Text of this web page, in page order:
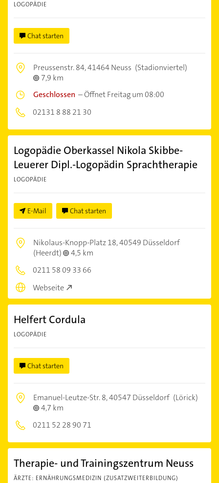
LOGOPÄDIE
Chat starten
Preussenstr. 84,41464 Neuss (Stadionviertel)
7,9 km
Geschlossen –Öffnet Freitag um 08:00
02131 8 88 21 30
Logopädie Oberkassel Nikola Skibbe-
Leuerer Dipl.-Logopädin Sprachtherapie
LOGOPÄDIE
E-Mail Chat starten
Nikolaus-Knopp-Platz 18,40549 Düsseldorf
(Heerdt)
4,5 km
0211 58 09 33 66
Webseite
Helfert Cordula
LOGOPÄDIE
Chat starten
Emanuel-Leutze-Str. 8,40547 Düsseldorf (Lörick)
4,7 km
0211 52 28 90 71
Therapie- und Trainingszentrum Neuss
ÄRZTE: ERNÄHRUNGSMEDIZIN (ZUSATZWEITERBILDUNG)